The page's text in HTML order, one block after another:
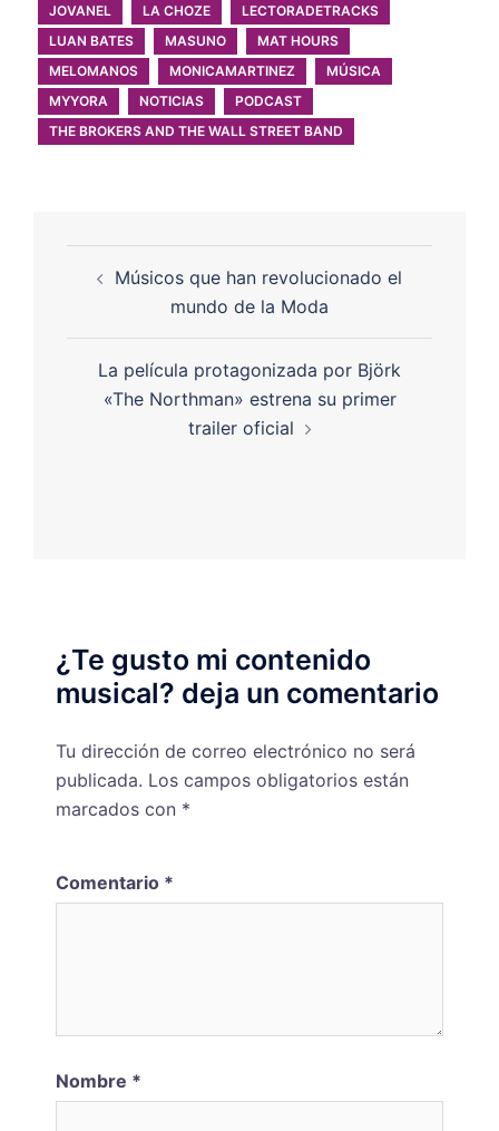
JOVANEL LA CHOZE
LECTORADETRACKS
LUAN BATES
MASUNO
MAT HOURS
MELOMANOS
MONICAMARTINEZ
MÚSICA
MYYORA
NOTICIAS
PODCAST
THE BROKERS AND THE WALL STREET BAND
Músicos que han revolucionado el
mundo de la Moda
La película protagonizada por Björk
«The Northman» estrena su primer
trailer oficial
¿Te gusto mi contenido
musical? deja un comentario
Tu dirección de correo electrónico no será
publicada. Los campos obligatorios están
marcados con *
Comentario *
Nombre *